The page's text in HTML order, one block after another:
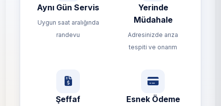
Aynı Gün Servis
Uygun saat aralığında
randevu
Yerinde
Müdahale
Adresinizde arıza
tespiti ve onarım
Şeffaf
Esnek Ödeme